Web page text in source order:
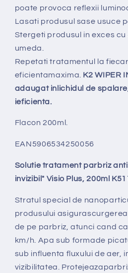
poate provoca reflexii
Lasati produsul sase usuce
Stergeti produsul in exces
umeda.
Repetati tratamentul la
eficientamaxima. K2 WIPER
adaugat inlichidul de
ieficienta.
Flacon 200ml.
EAN5906534250056
Solutie tratament parbriz
invizibil" Visio Plus, 200ml
Stratul special de
produsului
de pe parbriz, atunci cand
km/h. Apa sub formade
sub influenta fluxului de aer,
vizibilitatea.